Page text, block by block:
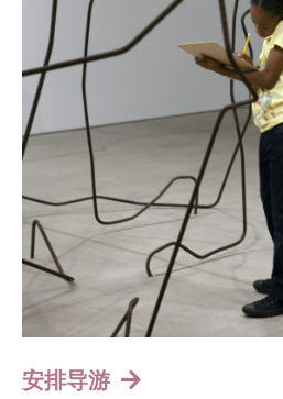
安排导游